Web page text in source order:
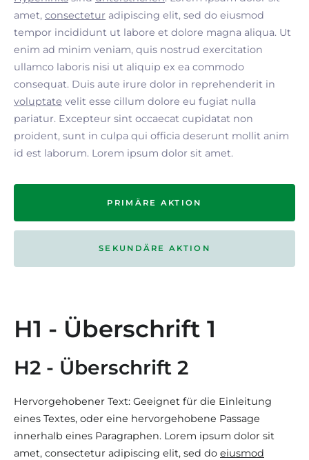
amet, consectetur adipiscing elit, sed do eiusmod
tempor incididunt ut labore et dolore magna aliqua. Ut
enim ad minim veniam, quis nostrud exercitation
ullamco laboris nisi ut aliquip ex ea commodo
consequat. Duis aute irure dolor in reprehenderit in
voluptate velit esse cillum dolore eu fugiat nulla
pariatur. Excepteur sint occaecat cupidatat non
proident, sunt in culpa qui officia deserunt mollit anim
id est laborum. Lorem ipsum dolor sit amet.
PRIMÄRE AKTION
SEKUNDÄRE AKTION
H1 - Überschrift 1
H2 - Überschrift 2
Hervorgehobener Text: Geeignet für die Einleitung
eines Textes, oder eine hervorgehobene Passage
innerhalb eines Paragraphen. Lorem ipsum dolor sit
amet, consectetur adipiscing elit, sed do eiusmod